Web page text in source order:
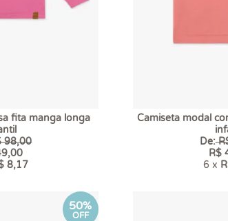
fita manga longa
98,00
8,17
Camiseta modal
De:
R$
6 x
50%
OFF